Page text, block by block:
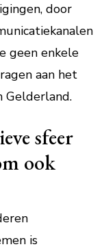
door
geen enkele
aan het
Gelderland.
sfeer
ook
is